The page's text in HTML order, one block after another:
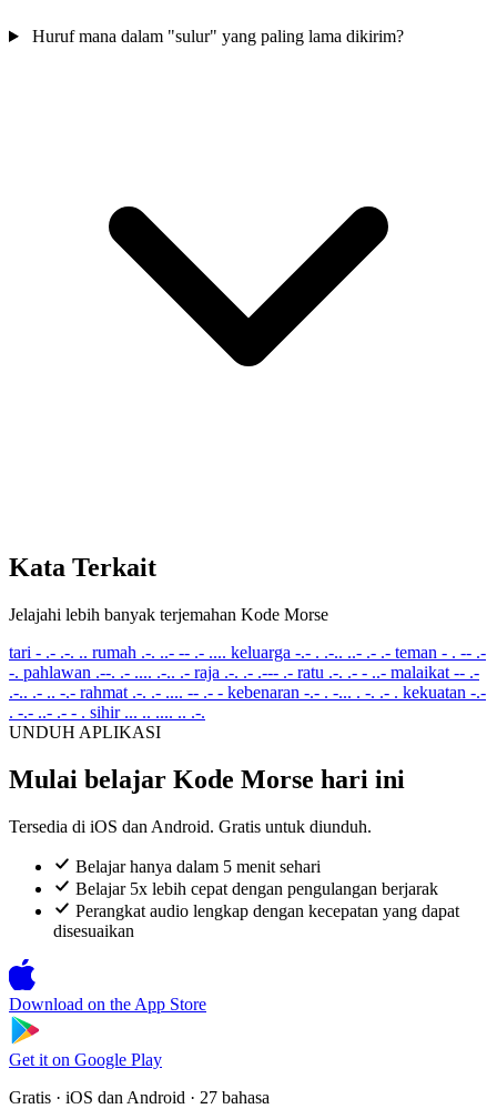
Huruf mana dalam "sulur" yang paling lama dikirim?
Kata Terkait
Jelajahi lebih banyak terjemahan Kode Morse
tari - .- .-. .. rumah .-. ..- -- .- .... keluarga -.- . .-.. ..- .- .- teman - . -- .-
-. pahlawan .--. .- .... .-.. .- raja .-. .- .--- .- ratu .-. .- - ..- malaikat -- .-
.-.. .- .. -.- rahmat .-. .- .... -- .- - kebenaran -.- . -... . -. .- . kekuatan -.-
. -.- ..- .- - . sihir ... .. .... .. .-.
UNDUH APLIKASI
Mulai belajar Kode Morse hari ini
Tersedia di iOS dan Android. Gratis untuk diunduh.
Belajar hanya dalam 5 menit sehari
Belajar 5x lebih cepat dengan pengulangan berjarak
Perangkat audio lengkap dengan kecepatan yang dapat
disesuaikan
Download on the App Store
Get it on Google Play
Gratis · iOS dan Android · 27 bahasa